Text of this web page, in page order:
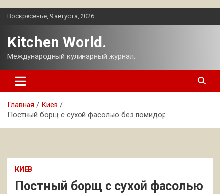
Перейти
Воскресенье, 9 августа, 2026
Kitchen World.
Международный кулинарный журнал.
Главная
Киев
Постный борщ с сухой фасолью без помидор
КИЕВ
Постный борщ с сухой фасолью